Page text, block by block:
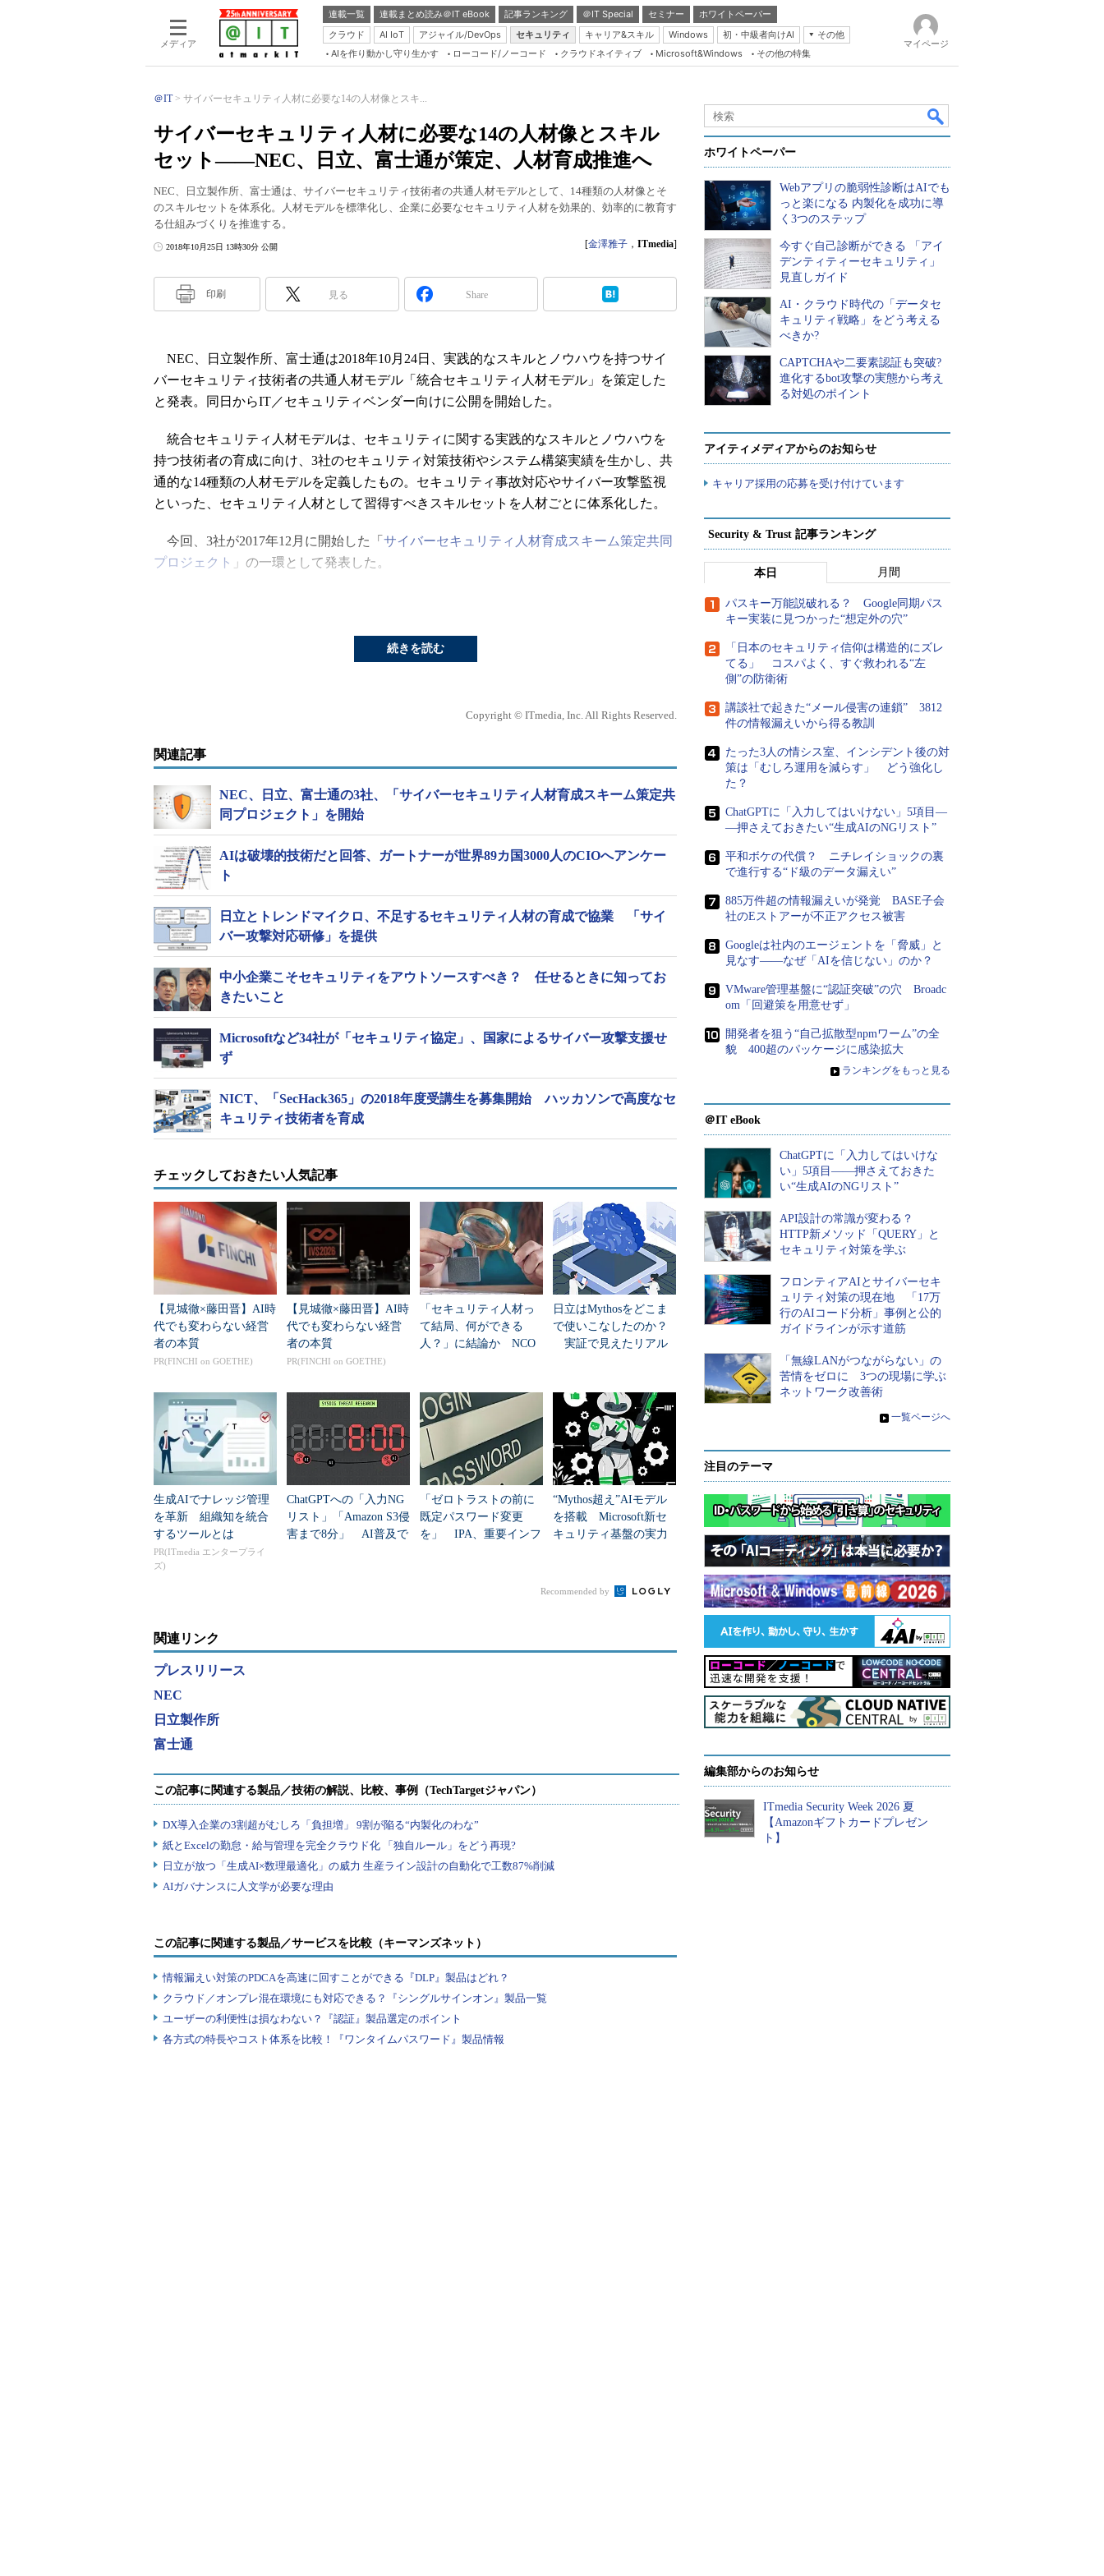
メディア
連載一覧 連載まとめ読み＠IT eBook 記事ランキング ＠IT Special セミナー
ホワイトペーパー
クラウド
AI IoT アジャイル/DevOps セキュリティ キャリア&スキル Windows 初・中級者向けAI
その他
Server & Storage
Coding Edge
Java Agile
Database Expert
Master of IP Network
Security & Trust
ブログ
AIを作り動かし守り生かす ローコード/ノーコード クラウドネイティブ Microsoft&Windows その他の特集
マイページ
＠IT サイバーセキュリティ人材に必要な14の人材像とスキ...
サイバーセキュリティ人材に必要な14の人材像とスキル
セット――NEC、日立、富士通が策定、人材育成推進へ
NEC、日立製作所、富士通は、サイバーセキュリティ技術者の共通人材モデルとして、14種類の人材像とそ
のスキルセットを体系化。人材モデルを標準化し、企業に必要なセキュリティ人材を効果的、効率的に教育す
る仕組みづくりを推進する。
2018年10月25日 13時30分 公開 [金澤雅子 ， ITmedia]
印刷 見る Share
NEC、日立製作所、富士通は2018年10月24日、実践的なスキルとノウハウを持つサイ
バーセキュリティ技術者の共通人材モデル「統合セキュリティ人材モデル」を策定した
と発表。同日からIT／セキュリティベンダー向けに公開を開始した。
統合セキュリティ人材モデルは、セキュリティに関する実践的なスキルとノウハウを
持つ技術者の育成に向け、3社のセキュリティ対策技術やシステム構築実績を生かし、共
通的な14種類の人材モデルを定義したもの。セキュリティ事故対応やサイバー攻撃監視
といった、セキュリティ人材として習得すべきスキルセットを人材ごとに体系化した。
今回、3社が2017年12月に開始した「 サイバーセキュリティ人材育成スキーム策定共同
プロジェクト 」の一環として発表した。
「統合セキュリティ人材モデル」における14の人材像
統合セキュリティ人材モデルでは、米国国立標準技術研究所（NIST）のセキュリティ
対策基準「NIST SP800-181」が定めるセキュリティ対策への対応をベースに、アプリケ
ーションなどの脆弱（ぜいじゃく）性診断を実施するペネトレーションテスターや、サ
イバー攻撃による被害範囲を分析、調査するフォレンジックエンジニア、セキュリティ
インシデント時に初動対応するインシデントレスポンダーなど、14種類の人材像とそれ
ぞれのスキルセットを体系化、標準化した。
また、各人材像のスキル習得に必要なコースマップ仕様書（コースマップ、シラバス
など）も本順次公開する。
3社は、2019年度から自社でのセキュリティ人材育成に「統合セキュリティ人材モデ
ル」の活用を予定している。今後は、IT／セキュリティベンダーでのセキュリティ人材
の育成活動と連携し、国内における実践的なスキルやノウハウを持つ高度なセキュリテ
ィ技術者の育成とセキュリティ人材モデルの標準化に取り組むとしている。
続きを読む
Copyright © ITmedia, Inc. All Rights Reserved.
関連記事
NEC、日立、富士通の3社、「サイバーセキュリティ人材育成スキーム策定共
同プロジェクト」を開始
AIは破壊的技術だと回答、ガートナーが世界89カ国3000人のCIOへアンケー
ト
日立とトレンドマイクロ、不足するセキュリティ人材の育成で協業 「サイ
バー攻撃対応研修」を提供
中小企業こそセキュリティをアウトソースすべき？ 任せるときに知ってお
きたいこと
Microsoftなど34社が「セキュリティ協定」、国家によるサイバー攻撃支援せ
ず
NICT、「SecHack365」の2018年度受講生を募集開始 ハッカソンで高度なセ
キュリティ技術者を育成
チェックしておきたい人気記事
【見城徹×藤田晋】AI時
代でも変わらない経営
者の本質
PR(FINCHI on GOETHE)
【見城徹×藤田晋】AI時
代でも変わらない経営
者の本質
PR(FINCHI on GOETHE)
「セキュリティ人材っ
て結局、何ができる
人？」に結論か NCO
日立はMythosをどこま
で使いこなしたのか？
実証で見えたリアル
生成AIでナレッジ管理
を革新 組織知を統合
するツールとは
PR(ITmedia エンタープライ
ズ)
ChatGPTへの「入力NG
リスト」「Amazon S3侵
害まで8分」 AI普及で
「ゼロトラストの前に
既定パスワード変更
を」 IPA、重要インフ
“Mythos超え”AIモデル
を搭載 Microsoft新セ
キュリティ基盤の実力
Recommended by
関連リンク
プレスリリース
NEC
日立製作所
富士通
この記事に関連する製品／サービスを比較（キーマンズネット）
情報漏えい対策のPDCAを高速に回すことができる『DLP』製品はどれ？
クラウド／オンプレ混在環境にも対応できる？『シングルサインオン』製品一覧
ユーザーの利便性は損なわない？『認証』製品選定のポイント
各方式の特長やコスト体系を比較！『ワンタイムパスワード』製品情報
ホワイトペーパー
Webアプリの脆弱性診断はAIでも
っと楽になる 内製化を成功に導
く3つのステップ
今すぐ自己診断ができる 「アイ
デンティティーセキュリティ」
見直しガイド
AI・クラウド時代の「データセ
キュリティ戦略」をどう考える
べきか?
CAPTCHAや二要素認証も突破?
進化するbot攻撃の実態から考え
る対処のポイント
アイティメディアからのお知らせ
キャリア採用の応募を受け付けています
Security & Trust 記事ランキング
本日 月間
パスキー万能説破れる？ Google同期パス
キー実装に見つかった“想定外の穴”
「日本のセキュリティ信仰は構造的にズレ
てる」 コスパよく、すぐ救われる“左
側”の防衛術
講談社で起きた“メール侵害の連鎖” 3812
件の情報漏えいから得る教訓
たった3人の情シス室、インシデント後の対
策は「むしろ運用を減らす」 どう強化し
た？
ChatGPTに「入力してはいけない」5項目―
―押さえておきたい“生成AIのNGリスト”
平和ボケの代償？ ニチレイショックの裏
で進行する“ド級のデータ漏えい”
885万件超の情報漏えいが発覚 BASE子会
社のEストアーが不正アクセス被害
Googleは社内のエージェントを「脅威」と
見なす――なぜ「AIを信じない」のか？
VMware管理基盤に“認証突破”の穴 Broadc
om「回避策を用意せず」
開発者を狙う“自己拡散型npmワーム”の全
貌 400超のパッケージに感染拡大
» ランキングをもっと見る
＠IT eBook
ChatGPTに「入力してはいけな
い」5項目――押さえておきた
い“生成AIのNGリスト”
API設計の常識が変わる？
HTTP新メソッド「QUERY」と
セキュリティ対策を学ぶ
フロンティアAIとサイバーセキ
ュリティ対策の現在地 「17万
行のAIコード分析」事例と公的
ガイドラインが示す道筋
「無線LANがつながらない」の
苦情をゼロに 3つの現場に学ぶ
ネットワーク改善術
» 一覧ページへ
注目のテーマ
編集部からのお知らせ
ITmedia Security Week 2026 夏
【Amazonギフトカードプレゼン
ト】